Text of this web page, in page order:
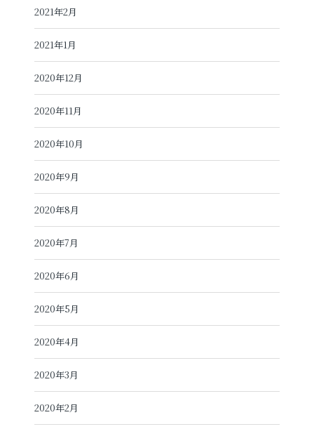
2021年2月
2021年1月
2020年12月
2020年11月
2020年10月
2020年9月
2020年8月
2020年7月
2020年6月
2020年5月
2020年4月
2020年3月
2020年2月